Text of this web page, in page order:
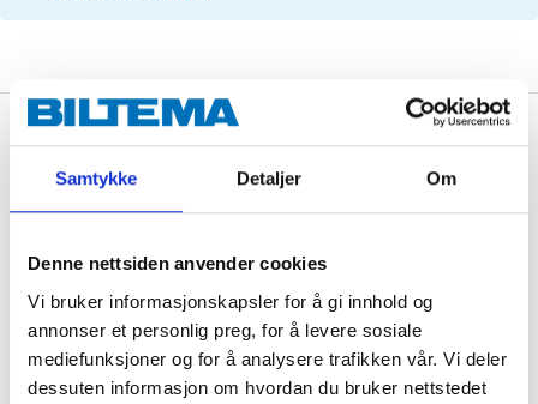
Samtykke Detaljer Om
Denne nettsiden anvender cookies
Vi bruker informasjonskapsler for å gi innhold og
annonser et personlig preg, for å levere sosiale
mediefunksjoner og for å analysere trafikken vår. Vi deler
dessuten informasjon om hvordan du bruker nettstedet
Beskrivelse
bilde!